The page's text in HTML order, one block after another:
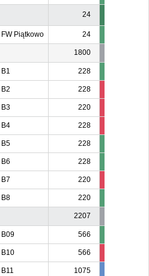
24
FW Piątkowo 24
1800
B1 228
B2 228
B3 220
B4 228
B5 228
B6 228
B7 220
B8 220
2207
B09 566
B10 566
B11 1075